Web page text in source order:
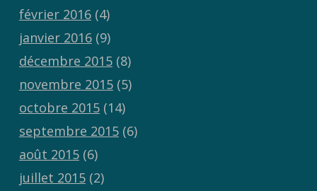
février 2016(4)
janvier 2016(9)
décembre 2015(8)
novembre 2015(5)
octobre 2015(14)
septembre 2015(6)
août 2015(6)
juillet 2015(2)